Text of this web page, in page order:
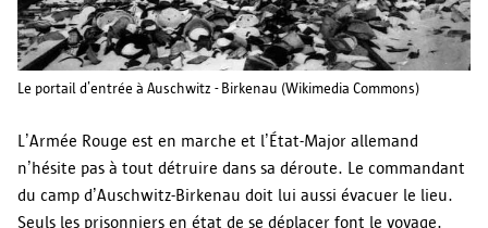
Le portail d’entrée à Auschwitz - Birkenau (Wikimedia Commons)
L’Armée Rouge est en marche et l’État-Major allemand
n’hésite pas à tout détruire dans sa déroute. Le commandant
du camp d’Auschwitz-Birkenau doit lui aussi évacuer le lieu.
Seuls les prisonniers en état de se déplacer font le voyage.